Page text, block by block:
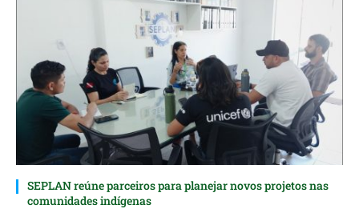
SEPLAN reúne parceiros para planejar novos projetos nas
comunidades indígenas